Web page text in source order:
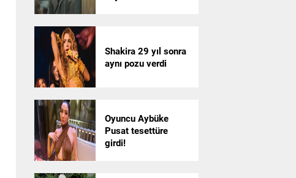
Shakira 29 yıl sonra
aynı pozu verdi
Oyuncu Aybüke
Pusat tesettüre
girdi!